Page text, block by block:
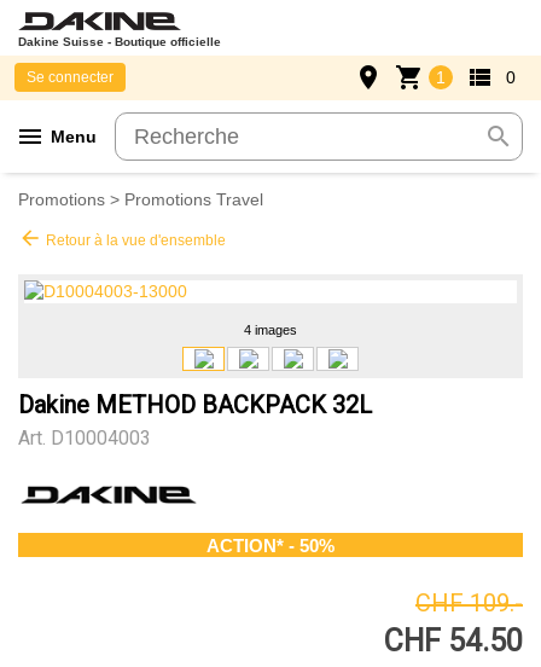
Dakine Suisse - Boutique officielle
menu Menu search
Se connecter place shopping_cart 1 view_list 0
Promotions > Promotions Travel
arrow_back Retour à la vue d'ensemble
4 images
Dakine METHOD BACKPACK 32L
Art. D10004003
ACTION* - 50%
CHF 109.-
CHF 54.50